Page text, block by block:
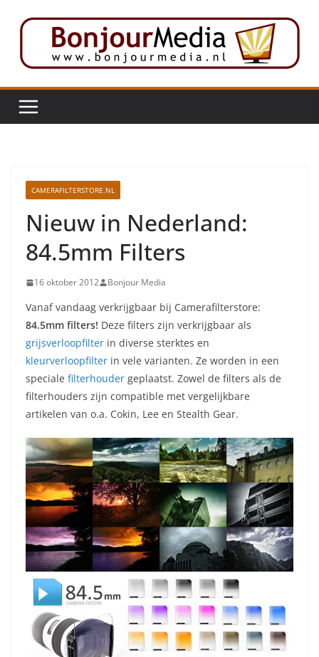
naar
inhoud
CAMERAFILTERSTORE.NL
Nieuw in Nederland:
84.5mm Filters
16 oktober 2012 Bonjour Media
Vanaf vandaag verkrijgbaar bij Camerafilterstore:
84.5mm filters! Deze filters zijn verkrijgbaar als
grijsverloopfilter in diverse sterktes en
kleurverloopfilter in vele varianten. Ze worden in een
speciale filterhouder geplaatst. Zowel de filters als de
filterhouders zijn compatible met vergelijkbare
artikelen van o.a. Cokin, Lee en Stealth Gear.